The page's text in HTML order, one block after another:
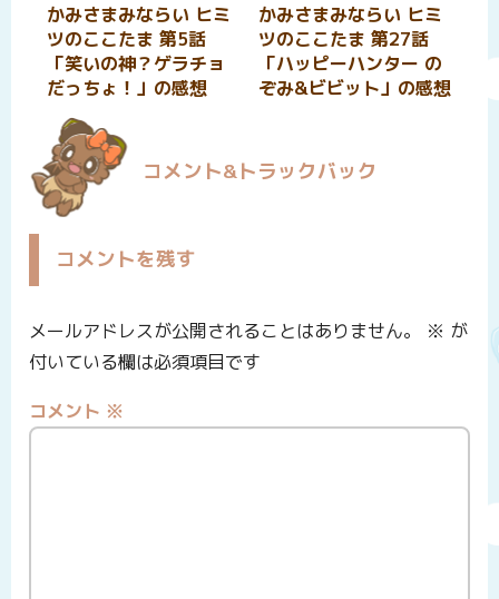
かみさまみならい ヒミ
ツのここたま 第5話
「笑いの神？ゲラチョ
だっちょ！」の感想
かみさまみならい ヒミ
ツのここたま 第27話
「ハッピーハンター の
ぞみ&ビビット」の感想
コメント&トラックバック
コメントを残す
メールアドレスが公開されることはありません。 ※ が
付いている欄は必須項目です
コメント ※